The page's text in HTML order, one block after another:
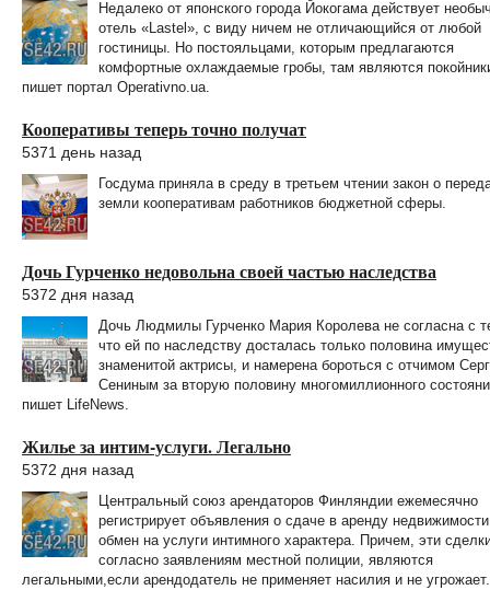
Недалеко от японского города Йокогама действует
отель «Lastel», с виду ничем не отличающийся от любой
гостиницы. Но постояльцами, которым предлагаются
комфортные охлаждаемые гробы, там являются
пишет портал Operativno.ua.
Кооперативы теперь точно получат
5371 день назад
Госдума приняла в среду в третьем чтении закон о
земли кооперативам работников бюджетной сферы.
Дочь Гурченко недовольна своей частью наследства
5372 дня назад
Дочь Людмилы Гурченко Мария Королева не согласна с
что ей по наследству досталась только половина
знаменитой актрисы, и намерена бороться с отчимом
Сениным за вторую половину многомиллионного
пишет LifeNews.
Жилье за интим-услуги. Легально
5372 дня назад
Центральный союз арендаторов Финляндии ежемесячно
регистрирует объявления о сдаче в аренду
обмен на услуги интимного характера. Причем, эти
согласно заявлениям местной полиции, являются
легальными,если арендодатель не применяет насилия и не угрожает.